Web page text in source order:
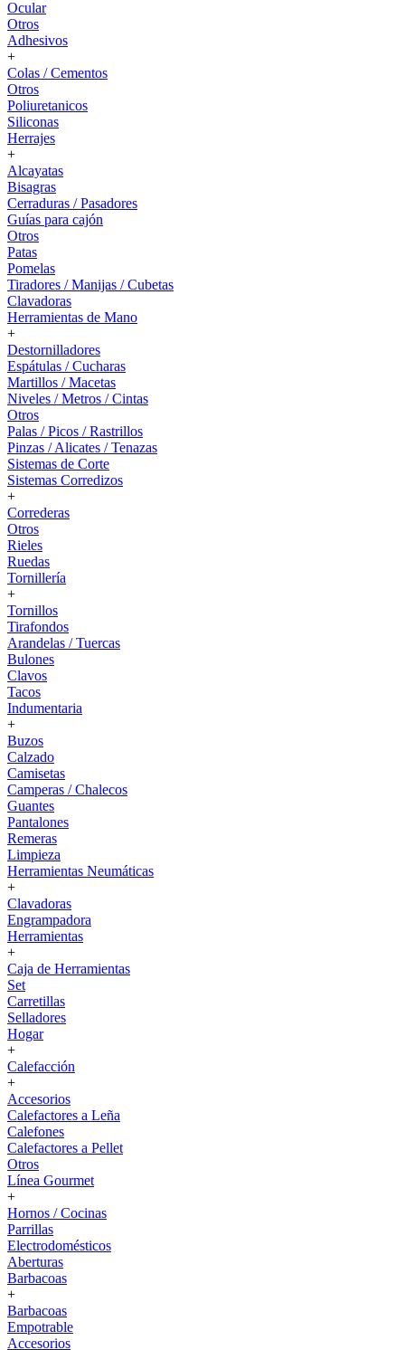
Ocular
Otros
Adhesivos
+
Colas / Cementos
Otros
Poliuretanicos
Siliconas
Herrajes
+
Alcayatas
Bisagras
Cerraduras / Pasadores
Guías para cajón
Otros
Patas
Pomelas
Tiradores / Manijas / Cubetas
Clavadoras
Herramientas de Mano
+
Destornilladores
Espátulas / Cucharas
Martillos / Macetas
Niveles / Metros / Cintas
Otros
Palas / Picos / Rastrillos
Pinzas / Alicates / Tenazas
Sistemas de Corte
Sistemas Corredizos
+
Correderas
Otros
Rieles
Ruedas
Tornillería
+
Tornillos
Tirafondos
Arandelas / Tuercas
Bulones
Clavos
Tacos
Indumentaria
+
Buzos
Calzado
Camisetas
Camperas / Chalecos
Guantes
Pantalones
Remeras
Limpieza
Herramientas Neumáticas
+
Clavadoras
Engrampadora
Herramientas
+
Caja de Herramientas
Set
Carretillas
Selladores
Hogar
+
Calefacción
+
Accesorios
Calefactores a Leña
Calefones
Calefactores a Pellet
Otros
Línea Gourmet
+
Hornos / Cocinas
Parrillas
Electrodomésticos
Aberturas
Barbacoas
+
Barbacoas
Empotrable
Accesorios